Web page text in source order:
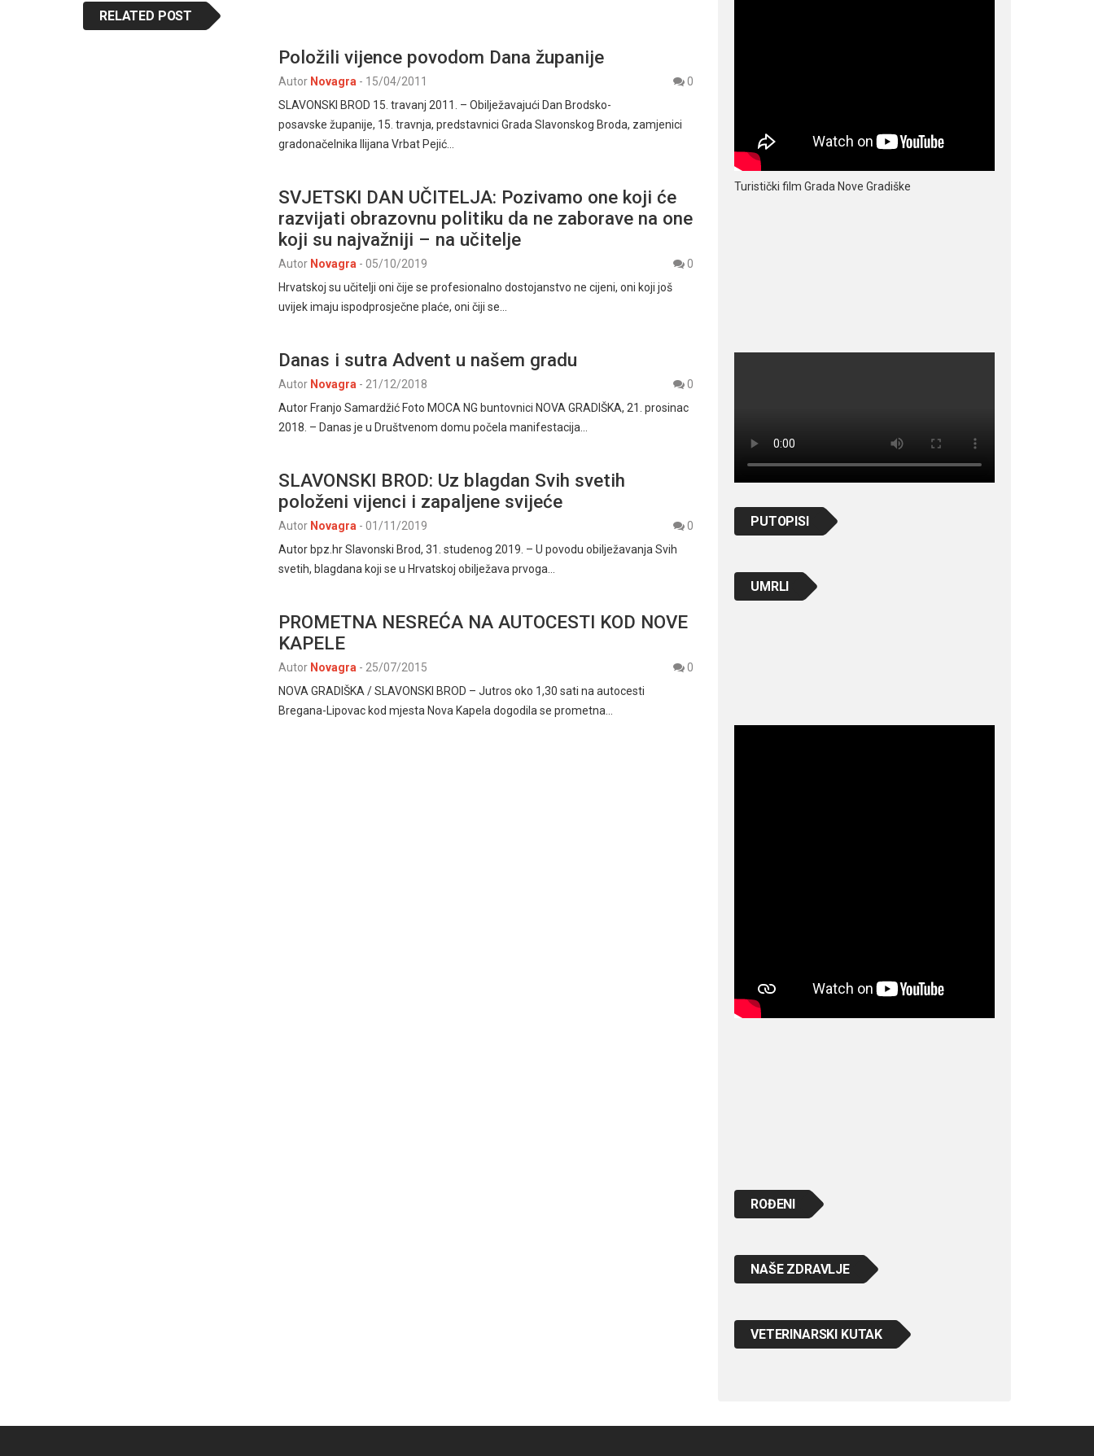
RELATED POST
Položili vijence povodom Dana županije
Autor Novagra - 15/04/2011
0
SLAVONSKI BROD 15. travanj 2011. – Obilježavajući Dan Brodsko-
posavske županije, 15. travnja, predstavnici Grada Slavonskog Broda, zamjenici
gradonačelnika Ilijana Vrbat Pejić…
SVJETSKI DAN UČITELJA: Pozivamo one koji će
razvijati obrazovnu politiku da ne zaborave na one
koji su najvažniji – na učitelje
Autor Novagra - 05/10/2019
0
Hrvatskoj su učitelji oni čije se profesionalno dostojanstvo ne cijeni, oni koji još
uvijek imaju ispodprosječne plaće, oni čiji se…
Danas i sutra Advent u našem gradu
Autor Novagra - 21/12/2018
0
Autor Franjo Samardžić Foto MOCA NG buntovnici NOVA GRADIŠKA, 21. prosinac
2018. – Danas je u Društvenom domu počela manifestacija…
SLAVONSKI BROD: Uz blagdan Svih svetih
položeni vijenci i zapaljene svijeće
Autor Novagra - 01/11/2019
0
Autor bpz.hr Slavonski Brod, 31. studenog 2019. – U povodu obilježavanja Svih
svetih, blagdana koji se u Hrvatskoj obilježava prvoga…
PROMETNA NESREĆA NA AUTOCESTI KOD NOVE
KAPELE
Autor Novagra - 25/07/2015
0
NOVA GRADIŠKA / SLAVONSKI BROD – Jutros oko 1,30 sati na autocesti
Bregana-Lipovac kod mjesta Nova Kapela dogodila se prometna…
Turistički film Grada Nove Gradiške
PUTOPISI
UMRLI
ROĐENI
NAŠE ZDRAVLJE
VETERINARSKI KUTAK